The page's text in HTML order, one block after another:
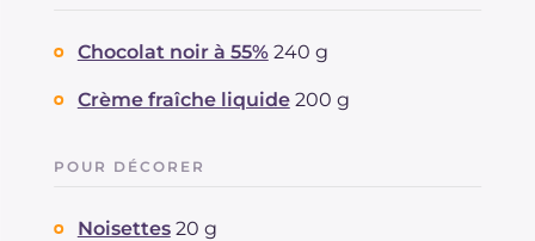
Chocolat noir à 55% 240 g
Crème fraîche liquide 200 g
POUR DÉCORER
Noisettes 20 g